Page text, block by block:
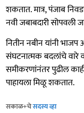
शकतात. मात्र, पंजाब
नवी जबाबदारी
नितीन नबीन यांनी भाजप
संघटनात्मक बदलांचे वारे
समीकरणांनंतर पुढील
पाहायला मिळू शकतात.
सकाळ+चेसदस्य व्हा